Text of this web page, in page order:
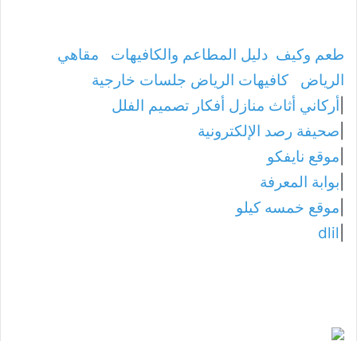
طعم وكيف دليل المطاعم والكافيهات
مقاهي
الرياض
كافيهات الرياض جلسات خارجية
أركاني أثاث منازل أفكار تصميم الفلل
صحيفة رصد الإلكترونية
موقع نايفكو
بوابة المعرفة
موقع خمسه كيلو
dlil